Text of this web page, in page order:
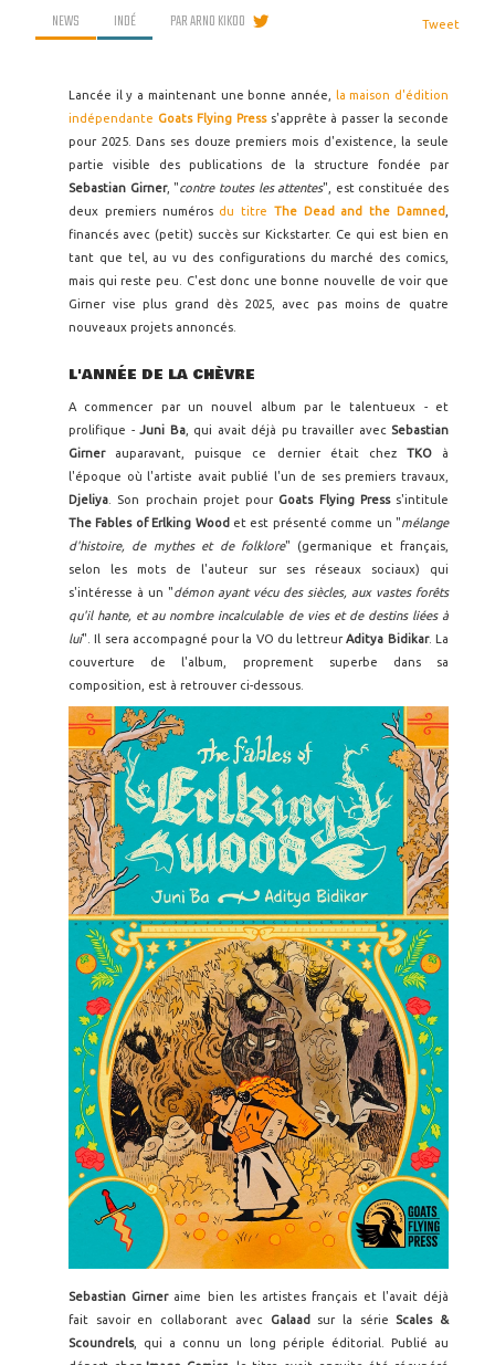
NEWS INDÉ PARARNO KIKOO Tweet
Lancée il y a maintenant une bonne année,
la maison d'édition
indépendante Goats Flying Press s'apprête à passer la seconde
pour 2025. Dans ses douze premiers mois d'existence, la seule
partie visible des publications de la structure fondée par
Sebastian Girner, "contre toutes les attentes", est constituée des
deux premiers numéros du titre The Dead and the Damned
financés avec (petit) succès sur Kickstarter. Ce qui est bien en
tant que tel, au vu des configurations du marché des comics,
mais qui reste peu. C'est donc une bonne nouvelle de voir que
Girner vise plus grand dès 2025, avec pas moins de quatre
nouveaux projets annoncés.
L'ANNÉE DE LA CHÈVRE
A commencer par un nouvel album par le talentueux - et
prolifique - Juni Ba, qui avait déjà pu travailler avec Sebastian
Girner auparavant, puisque ce dernier était chez TKOà
l'époque où l'artiste avait publié l'un de ses premiers travaux,
Djeliya . Son prochain projet pour Goats Flying Press s'intitule
The Fables of Erlking Wood et est présenté comme un "mélange
d'histoire, de mythes et de folklore" (germanique et français,
selon les mots de l'auteur sur ses réseaux sociaux) qui
s'intéresse à un "démon ayant vécu des siècles, aux vastes forêts
qu'il hante, et au nombre incalculable de vies et de destins liées à
lui". Il sera accompagné pour la VO du lettreurAditya Bidikar. La
couverture de l'album, proprement superbe dans sa
composition, est à retrouver ci-dessous.
Sebastian Girner aime bien les artistes français et l'avait déjà
fait savoir en collaborant avec
Galaad sur la série Scales &
Scoundrels, qui a connu un long périple éditorial. Publié au